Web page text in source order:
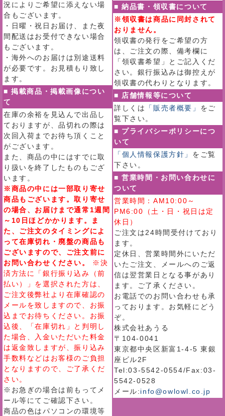
況によりご希望に添えない場
合もございます。
・日曜・祝日お届け、また夜
間配送はお受付できない場合
もございます。
・海外へのお届けは別途送料
が必要です。お見積もり致し
ます。
■ 掲載商品・掲載画像につい
て
在庫の余裕を見込んで出品し
ておりますが、品切れの際は
次回入荷までお待ち頂くこと
がございます。
また、商品の中にはすでに取
り扱いを終了したものもござ
います。
※商品の中には一部取り寄せ
商品もございます。取り寄せ
の場合、お届けまで通常1週間
～10日ほどかかります。ま
た、ご注文のタイミングによ
って在庫切れ・廃盤の商品も
ございますので、ご注文前に
お問い合わせください。
※決
済方法に「銀行振り込み（前
払い）」を選択された方は、
ご注文後弊社より在庫確認の
メールを致しますので、お振
込までお待ちください。お振
込後、「在庫切れ」と判明し
た場合、入金いただいた料金
は返金致しますが、振り込み
手数料などはお客様のご負担
となりますので、ご了承くだ
さい。
※お急ぎの場合は前もってメ
ール等にてご確認下さい。
商品の色はパソコンの環境等
■ 納品書・領収書について
※領収書は商品に同封されて
おりません。
領収書の発行をご希望の方
は、ご注文の際、備考欄に
「領収書希望」とご記入くだ
さい。銀行振込みは御控えが
領収書の代わりとなります。
■ 店舗情報等について
詳しくは
「販売者概要」 をご
覧下さい。
■ プライバシーポリシーにつ
いて
「個人情報保護方針」 をご覧
下さい。
■ 営業時間・お問い合わせに
ついて
営業時間：AM10:00～
PM6:00（土・日・祝日は定
休日）
ご注文は24時間受付けており
ます。
定休日、営業時間外にいただ
いたご注文、メールへのご返
信は翌営業日となる事があり
ます。ご了承ください。
お電話でのお問い合わせも承
っております。お気軽にどう
ぞ。
株式会社あうる
〒104-0041
東京都中央区新富1-4-5 東銀
座ビル2F
Tel:03-5542-0554/Fax:03-
5542-0528
メール:info@owlowl.co.jp